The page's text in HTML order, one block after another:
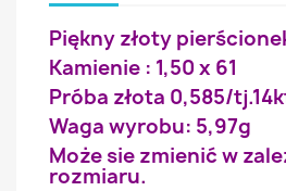
Piękny złoty
Kamienie : 1,50 x 61
Próba złota 0,585/
Waga wyrobu: 5,97g
Może sie zmienić w
rozmiaru.